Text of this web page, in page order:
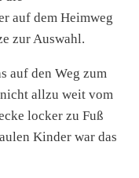
auf dem Heimweg
zur Auswahl.
auf den Weg zum
allzu weit vom
locker zu Fuß
Kinder war das